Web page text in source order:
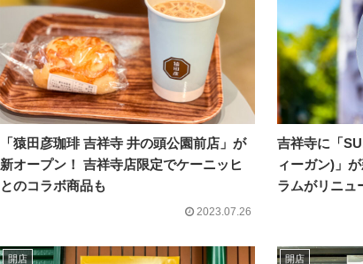
「猿田彦珈琲 吉祥寺 井の頭公園前店」が
新オープン！ 吉祥寺店限定でケーニッヒ
とのコラボ商品も
2023.07.26
吉祥寺に「
ィーガン)」
ラムがリニュ
開店 開店